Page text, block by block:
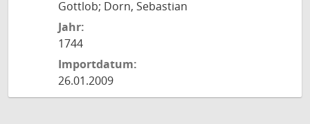
Gottlob; Dorn, Sebastian
Jahr:
1744
Importdatum:
26.01.2009